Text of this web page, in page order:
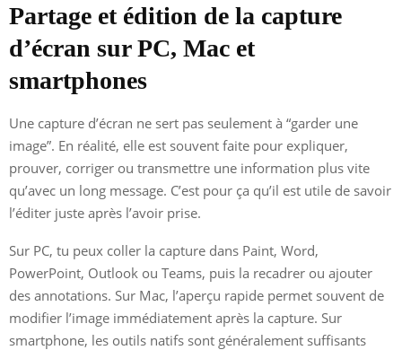
Partage et édition de la capture
d’écran sur PC, Mac et
smartphones
Une capture d’écran ne sert pas seulement à “garder une
image”. En réalité, elle est souvent faite pour expliquer,
prouver, corriger ou transmettre une information plus vite
qu’avec un long message. C’est pour ça qu’il est utile de savoir
l’éditer juste après l’avoir prise.
Sur PC, tu peux coller la capture dans Paint, Word,
PowerPoint, Outlook ou Teams, puis la recadrer ou ajouter
des annotations. Sur Mac, l’aperçu rapide permet souvent de
modifier l’image immédiatement après la capture. Sur
smartphone, les outils natifs sont généralement suffisants